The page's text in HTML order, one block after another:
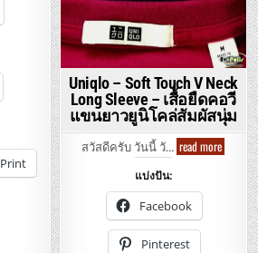
หนาว
เบาๆ
Print
Uniqlo – Soft Touch V Neck
Long Sleeve – เสื้อยืดคอวี
แขนยาวยูนิโคล่สัมผัสนุ่ม
สวัสดีครับ วันนี้ วั… read moreUniqlo
–
แบ่งปัน:
Facebook
Pinterest